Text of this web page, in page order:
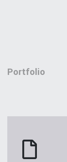
Portfolio